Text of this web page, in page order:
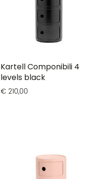
Kartell Componibili 4
levels black
€ 210,00